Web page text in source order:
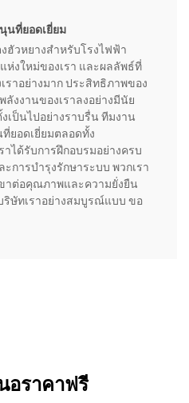
นที่ยอดเยี่ยม
ฮัวหยางสำหรับโรงไฟฟ้า
ห่งใหม่ของเรา และผลลัพธ์ที่
ราอย่างมาก ประสิทธิภาพของ
งงานของเราลงอย่างมีนัย
เป็นไปอย่างราบรื่น ทีมงาน
ยอดเยี่ยมตลอดทั้ง
าได้รับการฝึกอบรมอย่างครบ
การบำรุงรักษาระบบ พวกเรา
าต่อคุณภาพและความยั่งยืน
ษัทเราอย่างสมบูรณ์แบบ ขอ
อราคาฟรี